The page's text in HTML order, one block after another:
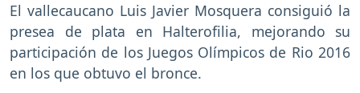
El vallecaucano Luis Javier Mosquera consiguió la
presea de plata en Halterofilia, mejorando su
participación de los Juegos Olímpicos de Rio 2016
en los que obtuvo el bronce.